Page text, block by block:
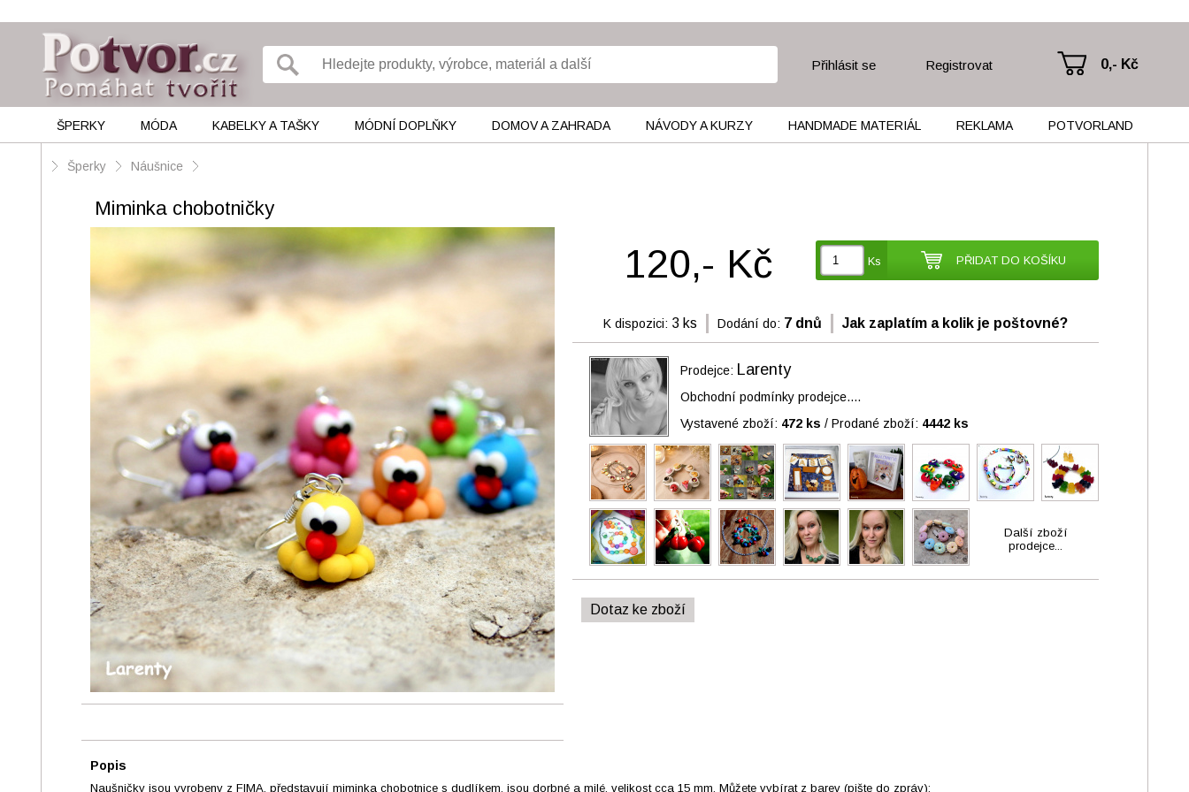
Přihlásit se Registrovat 0,- Kč
ŠPERKY MÓDA KABELKY A TAŠKY MÓDNÍ DOPLŇKY DOMOV A ZAHRADA NÁVODY A KURZY HANDMADE MATERIÁL REKLAMA POTVORLAND
Šperky Náušnice
Miminka chobotničky
120,- Kč Ks PŘIDAT DO KOŠÍKU
K dispozici: 3 ks Dodání do: 7 dnů Jak zaplatím a kolik je poštovné?
Prodejce: Larenty
Obchodní podmínky prodejce....
Vystavené zboží: 472 ks / Prodané zboží: 4442 ks
Další zboží
prodejce...
Dotaz ke zboží
Popis
Naušničky jsou vyrobeny z FIMA, představují miminka chobotnice s dudlíkem, jsou dorbné a milé, velikost cca 15 mm. Můžete vybírat z barev (pište do zpráv):